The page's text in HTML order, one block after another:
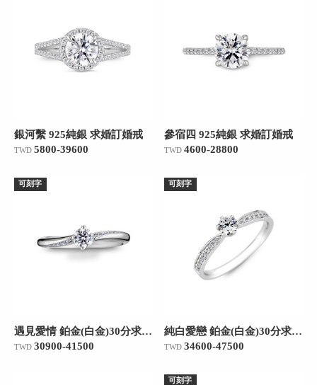
銀河繫 925純銀 求婚訂婚戒
TWD 5800-39600
參宿四 925純銀 求婚訂婚戒
TWD 4600-28800
可刻字
遇見愛情 鉑金(白金)30分求婚訂婚鑽戒
TWD 30900-41500
可刻字
純白愛戀 鉑金(白金)30分求婚訂婚鑽戒
TWD 34600-47500
可刻字